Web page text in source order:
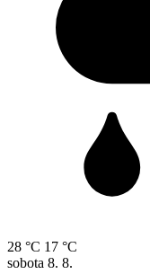
28 °C 17 °C
sobota 8. 8.